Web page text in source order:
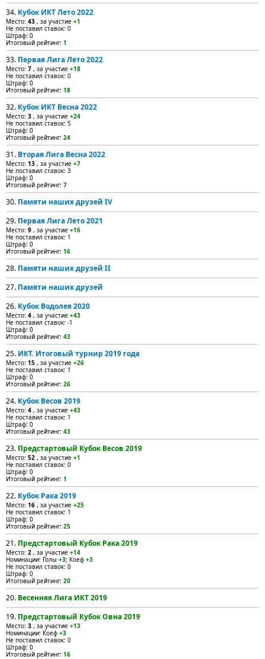
34. Кубок ИКТ Лето 2022
Место: 43 , за участие +1
Не поставил ставок: 0
Штраф: 0
Итоговый рейтинг: 1
33. Первая Лига Лето 2022
Место: 7 , за участие +18
Не поставил ставок: 0
Штраф: 0
Итоговый рейтинг: 18
32. Кубок ИКТ Весна 2022
Место: 3 , за участие +24
Не поставил ставок: 5
Штраф: 0
Итоговый рейтинг: 24
31. Вторая Лига Весна 2022
Место: 13 , за участие +7
Не поставил ставок: 3
Штраф: 0
Итоговый рейтинг: 7
30. Памяти наших друзей IV
29. Первая Лига Лето 2021
Место: 9 , за участие +16
Не поставил ставок: 1
Штраф: 0
Итоговый рейтинг: 16
28. Памяти наших друзей II
27. Памяти наших друзей
26. Кубок Водолея 2020
Место: 4 , за участие +43
Не поставил ставок: -1
Штраф: 0
Итоговый рейтинг: 43
25. ИКТ. Итоговый турнир 2019 года
Место: 15 , за участие +26
Не поставил ставок: 1
Штраф: 0
Итоговый рейтинг: 26
24. Кубок Весов 2019
Место: 4 , за участие +43
Не поставил ставок: 1
Штраф: 0
Итоговый рейтинг: 43
23. Предстартовый Кубок Весов 2019
Место: 52 , за участие +1
Не поставил ставок: 0
Штраф: 0
Итоговый рейтинг: 1
22. Кубок Рака 2019
Место: 16 , за участие +25
Не поставил ставок: 1
Штраф: 0
Итоговый рейтинг: 25
21. Предстартовый Кубок Рака 2019
Место: 2 , за участие +14
Номинации: Голы +3; Коеф +3
Не поставил ставок: 0
Штраф: 0
Итоговый рейтинг: 20
20. Весенняя Лига ИКТ 2019
19. Предстартовый Кубок Овна 2019
Место: 3 , за участие +13
Номинации: Коеф +3
Не поставил ставок: 0
Штраф: 0
Итоговый рейтинг: 16